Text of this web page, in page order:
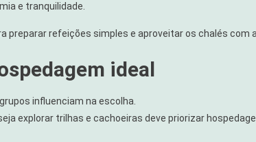
e tranquilidade.
preparar refeições simples e aproveitar os chalés com
ideal
influenciam na escolha.
explorar trilhas e cachoeiras deve priorizar